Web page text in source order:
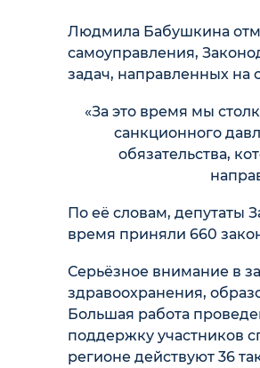
Людмила Бабушкина
самоуправления,
задач, направленных на
«За это время мы
санкционного
обязательства,
По её словам, депутаты
время приняли 660
Серьёзное внимание в
здравоохранения,
Большая работа
поддержку участников
регионе действуют 36